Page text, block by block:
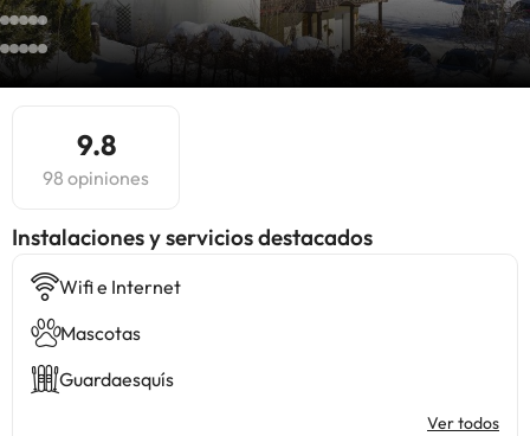
9.8
98 opiniones
Instalaciones y servicios destacados
Wifi e Internet
Mascotas
Guardaesquís
Ver todos